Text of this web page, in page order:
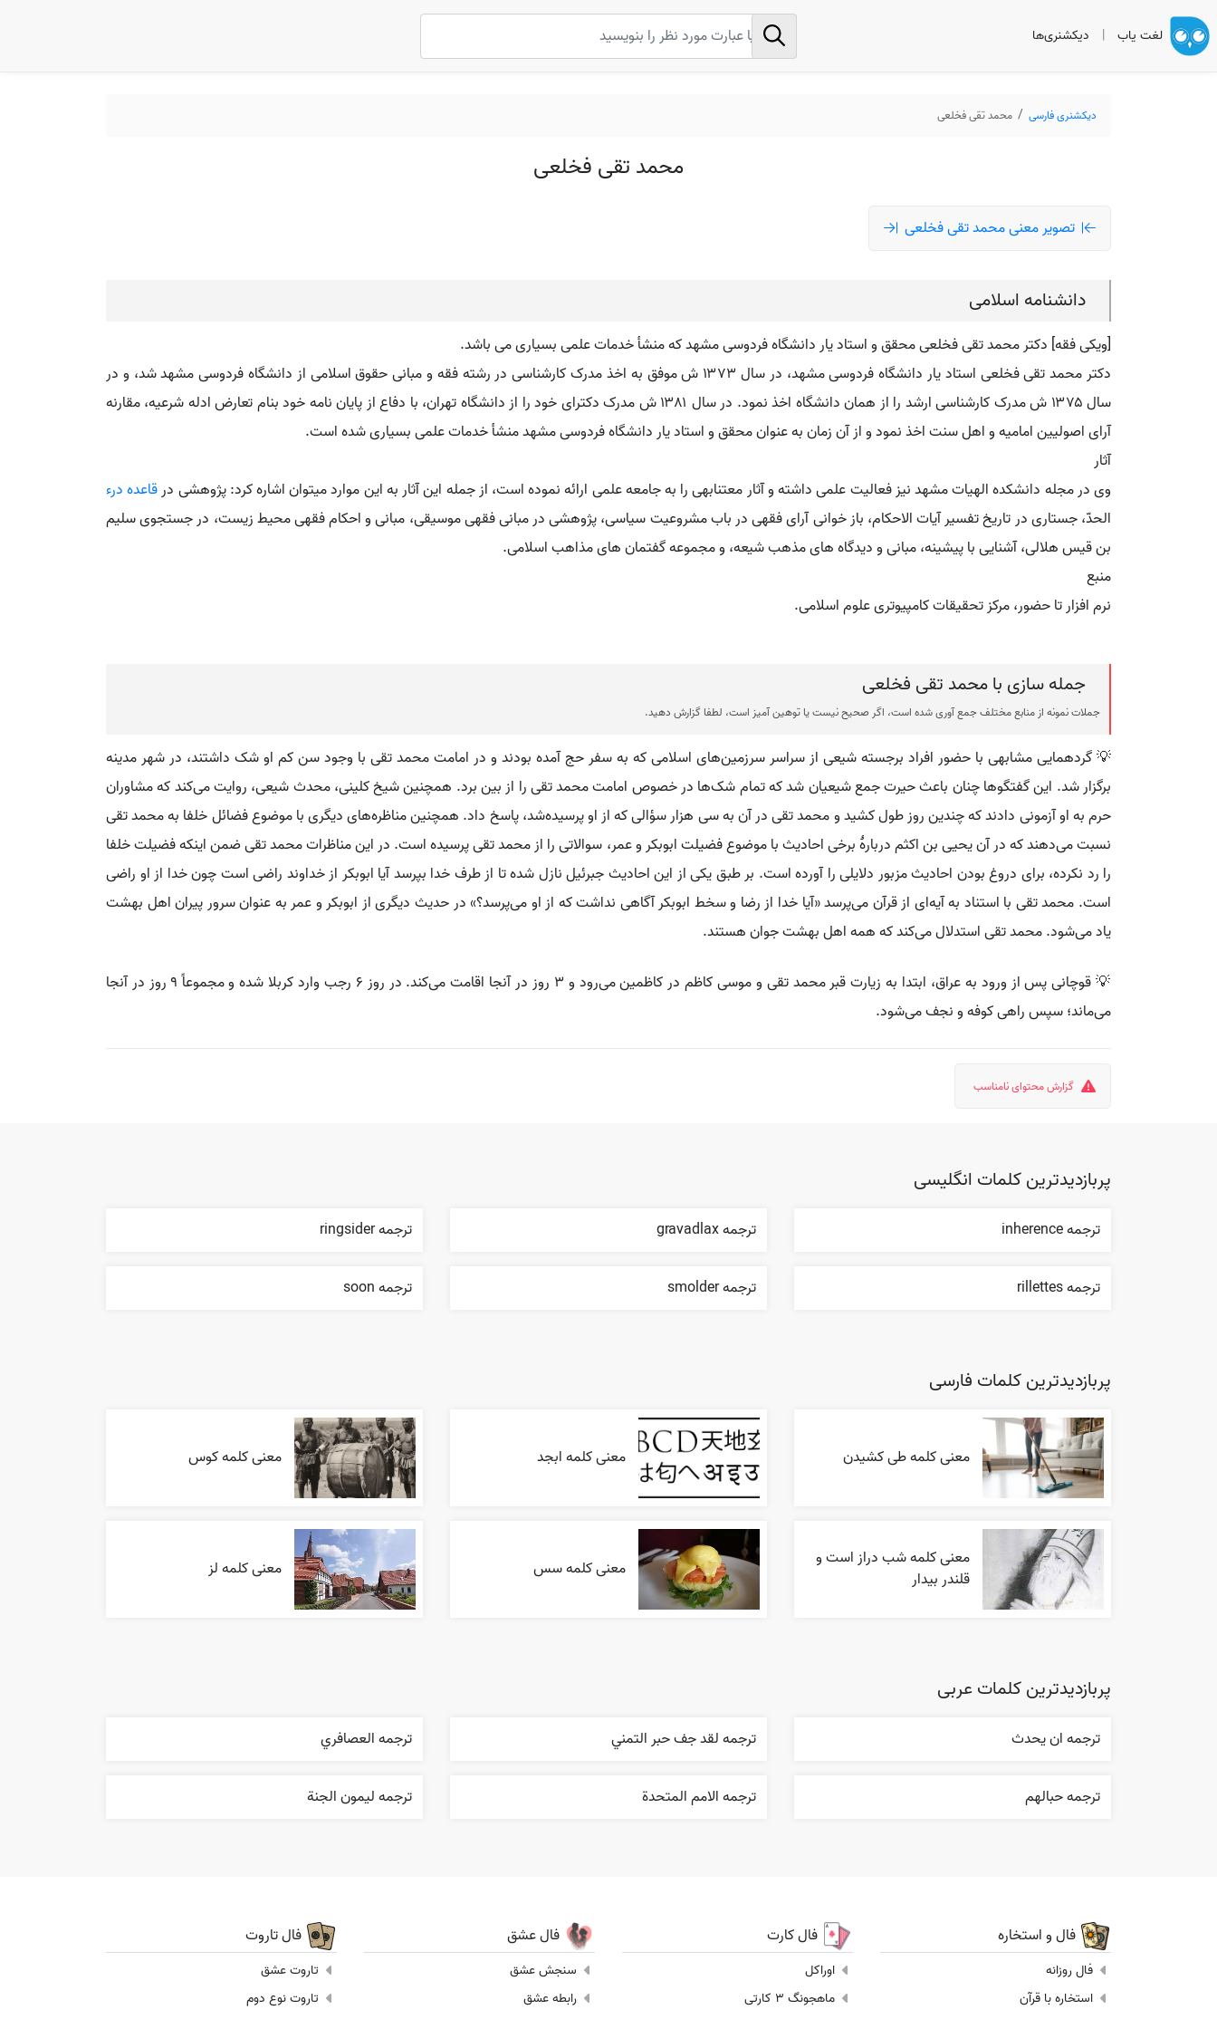
لغت یاب | دیکشنری‌ها
دیکشنری فارسی محمد تقی فخلعی
محمد تقی فخلعی
تصویر معنی محمد تقی فخلعی
دانشنامه اسلامی
[ویکی فقه] دکتر محمد تقی فخلعی محقق و استاد یار دانشگاه فردوسی مشهد که منشأ خدمات علمی بسیاری می باشد.
دکتر محمد تقی فخلعی استاد یار دانشگاه فردوسی مشهد، در سال ۱۳۷۳ ش موفق به اخذ مدرک کارشناسی در رشته فقه و مبانی حقوق اسلامی از دانشگاه فردوسی مشهد شد، و در
سال ۱۳۷۵ ش مدرک کارشناسی ارشد را از همان دانشگاه اخذ نمود. در سال ۱۳۸۱ ش مدرک دکترای خود را از دانشگاه تهران، با دفاع از پایان نامه خود بنام تعارض ادله شرعیه، مقارنه
آرای اصولیین امامیه و اهل سنت اخذ نمود و از آن زمان به عنوان محقق و استاد یار دانشگاه فردوسی مشهد منشأ خدمات علمی بسیاری شده است.
آثار
وی در مجله دانشکده الهیات مشهد نیز فعالیت علمی داشته و آثار معتنابهی را به جامعه علمی ارائه نموده است، از جمله این آثار به این موارد میتوان اشاره کرد: پژوهشی درقاعده درء
الحدّ، جستاری در تاریخ تفسیر آیات الاحکام، باز خوانی آرای فقهی در باب مشروعیت سیاسی، پژوهشی در مبانی فقهی موسیقی، مبانی و احکام فقهی محیط زیست، در جستجوی سلیم
بن قیس هلالی، آشنایی با پیشینه، مبانی و دیدگاه های مذهب شیعه، و مجموعه گفتمان های مذاهب اسلامی.
منبع
نرم افزار تا حضور، مرکز تحقیقات کامپیوتری علوم اسلامی.
جمله سازی با محمد تقی فخلعی
جملات نمونه از منابع مختلف جمع آوری شده است، اگر صحیح نیست یا توهین آمیز است، لطفا گزارش دهید.
💡 گردهمایی مشابهی با حضور افراد برجسته شیعی از سراسر سرزمین‌های اسلامی که به سفر حج آمده بودند و در امامت محمد تقی با وجود سن کم او شک داشتند، در شهر مدینه
برگزار شد. این گفتگوها چنان باعث حیرت جمع شیعیان شد که تمام شک‌ها در خصوص امامت محمد تقی را از بین برد. همچنین شیخ کلینی، محدث شیعی، روایت می‌کند که مشاوران
حرم به او آزمونی دادند که چندین روز طول کشید و محمد تقی در آن به سی هزار سؤالی که از او پرسیده‌شد، پاسخ داد. همچنین مناظره‌های دیگری با موضوع فضائل خلفا به محمد تقی
نسبت می‌دهند که در آن یحیی بن اکثم دربارهٔ برخی احادیث با موضوع فضیلت ابوبکر و عمر، سوالاتی را از محمد تقی پرسیده است. در این مناظرات محمد تقی ضمن اینکه فضیلت خلفا
را رد نکرده، برای دروغ بودن احادیث مزبور دلایلی را آورده است. بر طبق یکی از این احادیث جبرئیل نازل شده تا از طرف خدا بپرسد آیا ابوبکر از خداوند راضی است چون خدا از او راضی
است. محمد تقی با استناد به آیه‌ای از قرآن می‌پرسد «آیا خدا از رضا و سخط ابوبکر آگاهی نداشت که از او می‌پرسد؟» در حدیث دیگری از ابوبکر و عمر به عنوان سرور پیران اهل بهشت
یاد می‌شود. محمد تقی استدلال می‌کند که همه اهل بهشت جوان هستند.
💡 قوچانی پس از ورود به عراق، ابتدا به زیارت قبر محمد تقی و موسی کاظم در کاظمین می‌رود و ۳ روز در آنجا اقامت می‌کند. در روز ۶ رجب وارد کربلا شده و مجموعاً ۹ روز در آنجا
می‌ماند؛ سپس راهی کوفه و نجف می‌شود.
گزارش محتوای نامناسب
پربازدیدترین کلمات انگلیسی
ترجمه inherence ترجمه gravadlax ترجمه ringsider
ترجمه rillettes ترجمه smolder ترجمه soon
پربازدیدترین کلمات فارسی
معنی کلمه طی کشیدن معنی کلمه ابجد معنی کلمه کوس
معنی کلمه شب دراز است و
قلندر بیدار
معنی کلمه سس معنی کلمه لز
پربازدیدترین کلمات عربی
ترجمه ان يحدث ترجمه لقد جف حبر التمني ترجمه العصافري
ترجمه حبالهم ترجمه الامم المتحدة ترجمه ليمون الجنة
فال و استخاره
فال روزانه
استخاره با قرآن
فال کارت
اوراکل
ماهجونگ 3 کارتی
فال عشق
سنجش عشق
رابطه عشق
فال تاروت
تاروت عشق
تاروت نوع دوم